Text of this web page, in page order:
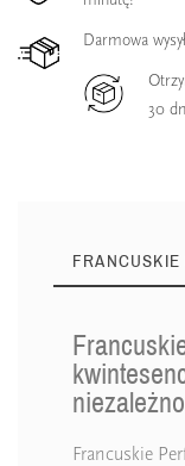
Darmowa
30
Francuskie